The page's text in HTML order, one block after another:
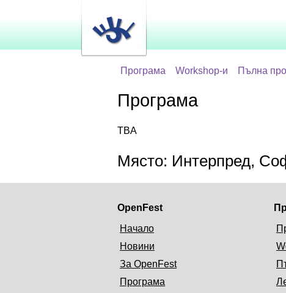
Програма Workshop-и Пълна
Програма
TBA
Място: Интерпред,
OpenFest
Начало
Новини
За OpenFest
Програма